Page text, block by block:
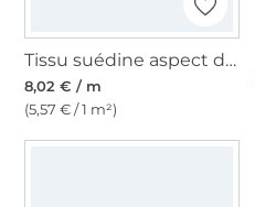
Tissu suédine aspect daim nubuck, marron foncé
8,02 € / m
(5,57 € / 1 m²)